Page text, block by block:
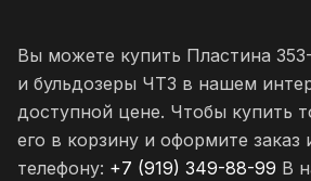
Вы можете купить Пластина
и бульдозеры ЧТЗ в нашем
доступной цене. Чтобы купить
его в корзину и оформите заказ
телефону: +7 (919) 349-88-99 В